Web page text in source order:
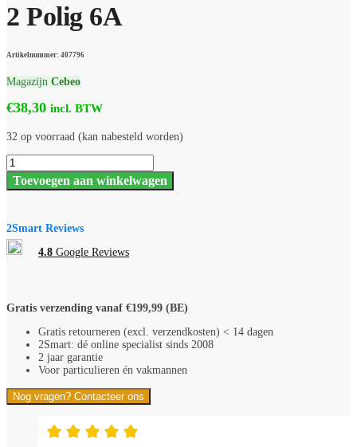
2 Polig 6A
Artikelnummer: 407796
Magazijn Cebeo
€38,30 incl. BTW
32 op voorraad (kan nabesteld worden)
Legrand
Automaat
DX³
Polig
6A
aantal
Toevoegen aan winkelwagen
2Smart Reviews
4.8 Google Reviews
Gratis verzending vanaf €199,99 (BE)
Gratis retourneren (excl. verzendkosten) < 14 dagen
2Smart: dé online specialist sinds 2008
2 jaar garantie
Voor particulieren én vakmannen
Nog vragen? Contacteer ons